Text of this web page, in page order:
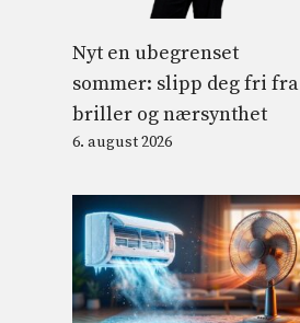
Nyt en ubegrenset
sommer: slipp deg fri fra
briller og nærsynthet
6. august 2026